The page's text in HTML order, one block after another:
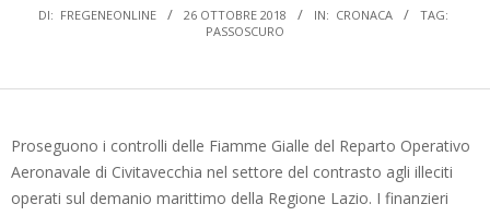
DI: FREGENEONLINE 26 OTTOBRE 2018 IN: CRONACA
TAG:
PASSOSCURO
Proseguono i controlli delle Fiamme Gialle del Reparto Operativo
Aeronavale di Civitavecchia nel settore del contrasto agli illeciti
operati sul demanio marittimo della Regione Lazio. I finanzieri